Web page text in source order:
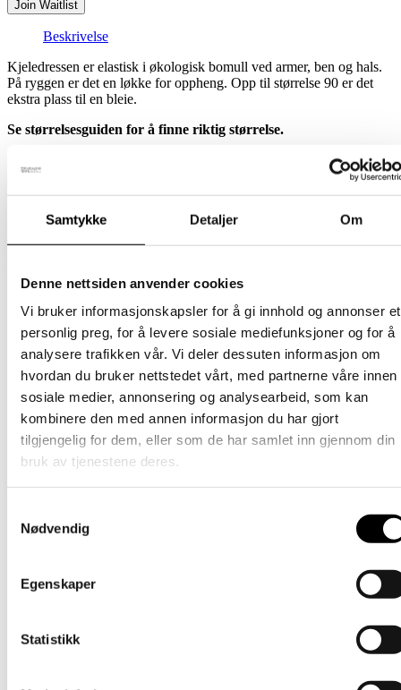
Samtykke Detaljer Om
Denne nettsiden anvender cookies
Vi bruker informasjonskapsler for å gi innhold og annonser et
personlig preg, for å levere sosiale mediefunksjoner og for å
analysere trafikken vår. Vi deler dessuten informasjon om
hvordan du bruker nettstedet vårt, med partnerne våre innen
sosiale medier, annonsering og analysearbeid, som kan
kombinere den med annen informasjon du har gjort
tilgjengelig for dem, eller som de har samlet inn gjennom din
bruk av tjenestene deres.
Nødvendig
Egenskaper
Statistikk
Join Waitlist
Beskrivelse
Kjeledressen er elastisk i økologisk bomull ved armer, ben og hals.
På ryggen er det en løkke for oppheng. Opp til størrelse 90 er det
ekstra plass til en bleie.
Se størrelsesguiden for å finne riktig størrelse.
Laget i Finland.
Barn
Tornedalshanske – Mørkegrønn
389 inkl. mødre Velg alternativ
produktet
har
flere
kan
Barn
Hanske i ull – Grønn
Barn
Barn